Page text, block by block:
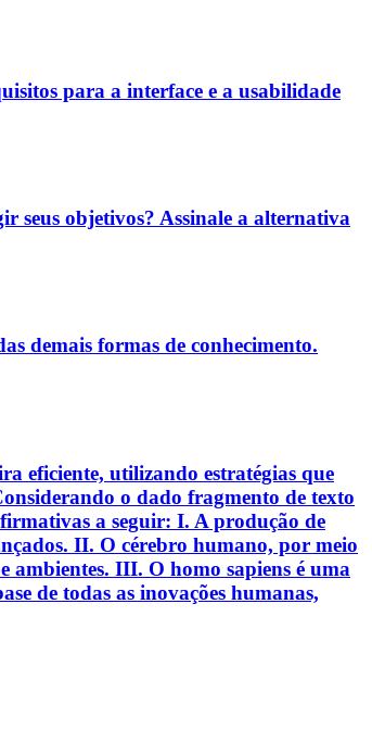
para a interface e a usabilidade
seus objetivos? Assinale a alternativa
demais formas de conhecimento.
eficiente, utilizando estratégias que
o dado fragmento de texto
a seguir: I. A produção de
II. O cérebro humano, por meio
ambientes. III. O homo sapiens é uma
de todas as inovações humanas,